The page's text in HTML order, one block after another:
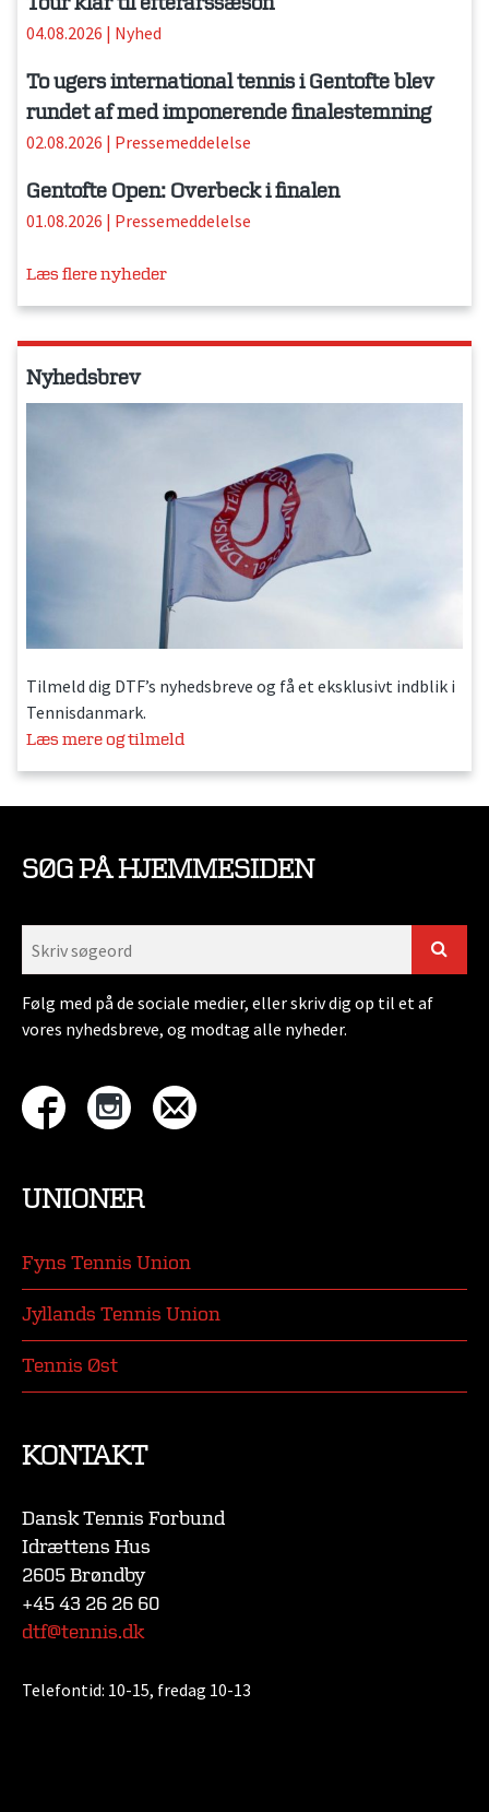
04.08.2026 | Nyhed
To ugers international tennis i Gentofte blev
rundet af med imponerende finalestemning
02.08.2026 | Pressemeddelelse
Gentofte Open: Overbeck i finalen
01.08.2026 | Pressemeddelelse
Læs flere nyheder
Nyhedsbrev
Tilmeld dig DTF’s nyhedsbreve og få et eksklusivt indblik i
Tennisdanmark.
Læs mere og tilmeld
SØG PÅ HJEMMESIDEN
Følg med på de sociale medier, eller skriv dig op til et af
vores nyhedsbreve, og modtag alle nyheder.
UNIONER
Fyns Tennis Union
Jyllands Tennis Union
Tennis Øst
KONTAKT
Dansk Tennis Forbund
Idrættens Hus
2605 Brøndby
+45 43 26 26 60
dtf@tennis.dk
Telefontid: 10-15, fredag 10-13